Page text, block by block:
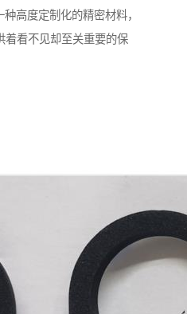
高度定制化的精密材料，
着看不见却至关重要的保